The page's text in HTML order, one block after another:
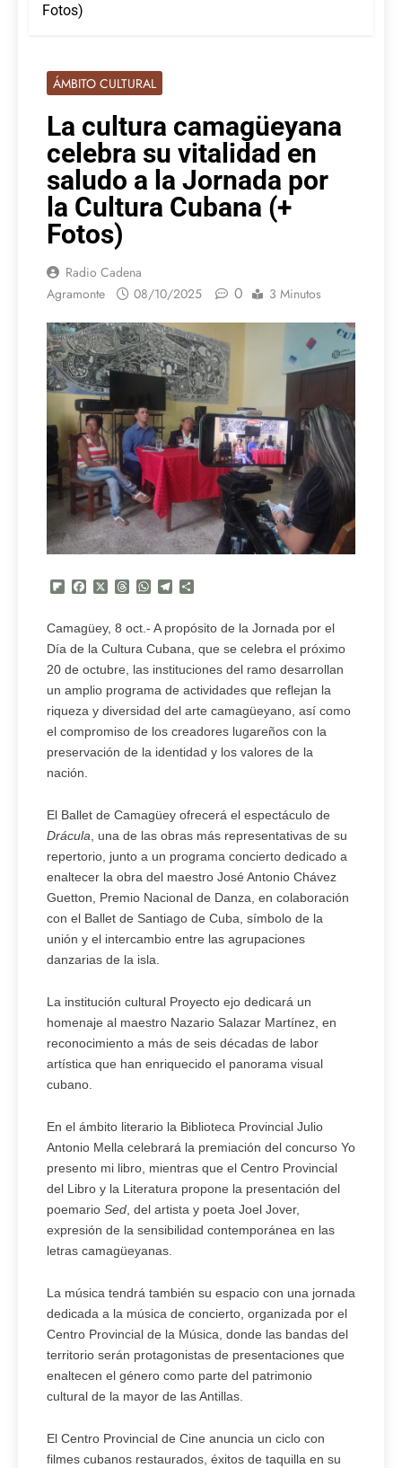
Fotos)
ÁMBITO CULTURAL
La cultura camagüeyana
celebra su vitalidad en
saludo a la Jornada por
la Cultura Cubana (+
Fotos)
Radio Cadena
Agramonte
08/10/2025 0 3 Minutos
Flipboard
FacebookThreadsWhatsApp
Telegram
Camagüey, 8 oct.- A propósito de la Jornada por el
Día de la Cultura Cubana, que se celebra el próximo
20 de octubre, las instituciones del ramo desarrollan
un amplio programa de actividades que reflejan la
riqueza y diversidad del arte camagüeyano, así como
el compromiso de los creadores lugareños con la
preservación de la identidad y los valores de la
nación.
El Ballet de Camagüey ofrecerá el espectáculo de
Drácula, una de las obras más representativas de su
repertorio, junto a un programa concierto dedicado a
enaltecer la obra del maestro José Antonio Chávez
Guetton, Premio Nacional de Danza, en colaboración
con el Ballet de Santiago de Cuba, símbolo de la
unión y el intercambio entre las agrupaciones
danzarias de la isla.
La institución cultural Proyecto ejo dedicará un
homenaje al maestro Nazario Salazar Martínez, en
reconocimiento a más de seis décadas de labor
artística que han enriquecido el panorama visual
cubano.
En el ámbito literario la Biblioteca Provincial Julio
Antonio Mella celebrará la premiación del concurso Yo
presento mi libro, mientras que el Centro Provincial
del Libro y la Literatura propone la presentación del
poemario Sed, del artista y poeta Joel Jover,
expresión de la sensibilidad contemporánea en las
letras camagüeyanas.
La música tendrá también su espacio con una jornada
dedicada a la música de concierto, organizada por el
Centro Provincial de la Música, donde las bandas del
territorio serán protagonistas de presentaciones que
enaltecen el género como parte del patrimonio
cultural de la mayor de las Antillas.
El Centro Provincial de Cine anuncia un ciclo con
filmes cubanos restaurados, éxitos de taquilla en su